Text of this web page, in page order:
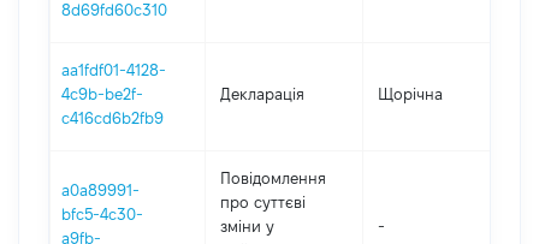
8d69fd60c310
aa1fdf01-4128-
4c9b-be2f-
c416cd6b2fb9
Декларація Щорічна
a0a89991-
bfc5-4c30-
a9fb-
Повідомлення
про суттєві
зміни y
-